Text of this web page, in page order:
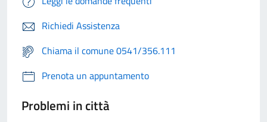
Richiedi Assistenza
Chiama il comune 0541/356.111
Prenota un appuntamento
Problemi in città